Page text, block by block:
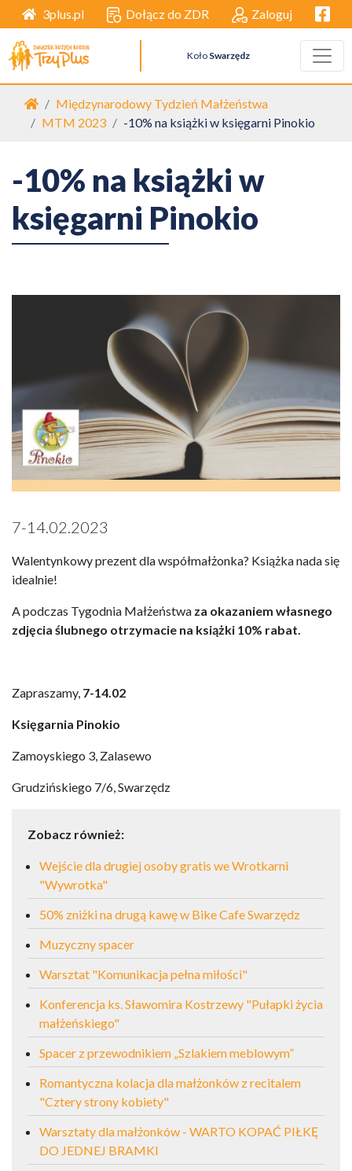
3plus.pl Dołącz do ZDR Zaloguj
Koło Swarzędz
Strona główna
Międzynarodowy Tydzień Małżeństwa
MTM 2023
-10% na książki w księgarni Pinokio
-10% na książki w
księgarni Pinokio
7-14.02.2023
Walentynkowy prezent dla współmałżonka? Książka nada się
idealnie!
A podczas Tygodnia Małżeństwa za okazaniem własnego
zdjęcia ślubnego otrzymacie na książki 10% rabat.
Zapraszamy, 7-14.02
Księgarnia Pinokio
Zamoyskiego 3, Zalasewo
Grudzińskiego 7/6, Swarzędz
Zobacz również:
Wejście dla drugiej osoby gratis we Wrotkarni
"Wywrotka"
50% zniżki na drugą kawę w Bike Cafe Swarzędz
Muzyczny spacer
Warsztat "Komunikacja pełna miłości"
Konferencja ks. Sławomira Kostrzewy "Pułapki życia
małżeńskiego"
Spacer z przewodnikiem „Szlakiem meblowym”
Romantyczna kolacja dla małżonków z recitalem
"Cztery strony kobiety"
Warsztaty dla małżonków - WARTO KOPAĆ PIŁKĘ
DO JEDNEJ BRAMKI